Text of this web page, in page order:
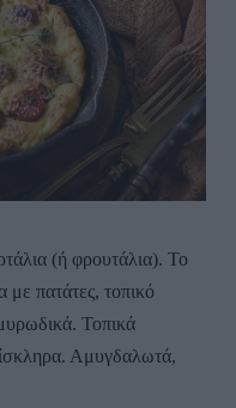
(ή φρουτάλια). Το
πατάτες, τοπικό
Τοπικά
Αμυγδαλωτά,